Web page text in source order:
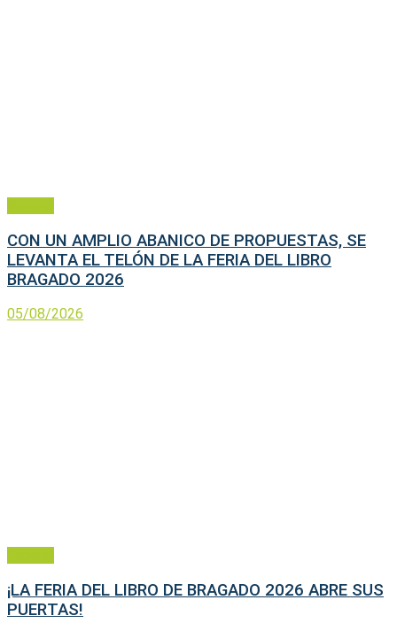
CON UN AMPLIO ABANICO DE PROPUESTAS, SE
LEVANTA EL TELÓN DE LA FERIA DEL LIBRO
BRAGADO 2026
05/08/2026
¡LA FERIA DEL LIBRO DE BRAGADO 2026 ABRE SUS
PUERTAS!